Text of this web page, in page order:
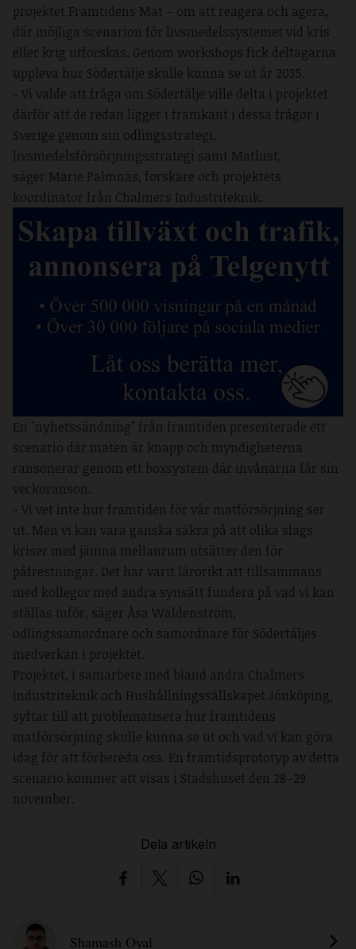
projektet Framtidens Mat – om att reagera och agera,
där möjliga scenarion för livsmedelssystemet vid kris
eller krig utforskas. Genom workshops fick deltagarna
uppleva hur Södertälje skulle kunna se ut år 2035.
- Vi valde att fråga om Södertälje ville delta i projektet
därför att de redan ligger i framkant i dessa frågor i
Sverige genom sin odlingsstrategi,
livsmedelsförsörjningsstrategi samt Matlust,
säger Marie Palmnäs, forskare och projektets
koordinator från Chalmers Industriteknik.
En "nyhetssändning" från framtiden presenterade ett
scenario där maten är knapp och myndigheterna
ransonerar genom ett boxsystem där invånarna får sin
veckoranson.
- Vi vet inte hur framtiden för vår matförsörjning ser
ut. Men vi kan vara ganska säkra på att olika slags
kriser med jämna mellanrum utsätter den för
påfrestningar. Det har varit lärorikt att tillsammans
med kollegor med andra synsätt fundera på vad vi kan
ställas inför, säger Åsa Waldenström,
odlingssamordnare och samordnare för Södertäljes
medverkan i projektet.
Projektet, i samarbete med bland andra Chalmers
industriteknik och Hushållningssällskapet Jönköping,
syftar till att problematisera hur framtidens
matförsörjning skulle kunna se ut och vad vi kan göra
idag för att förbereda oss. En framtidsprototyp av detta
scenario kommer att visas i Stadshuset den 28–29
november.
Dela artikeln
Shamash Oyal